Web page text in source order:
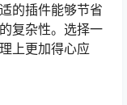
的插件能够节省
复杂性。选择一
上更加得心应